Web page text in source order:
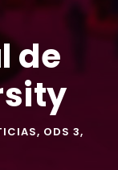
de
, ODS 3,